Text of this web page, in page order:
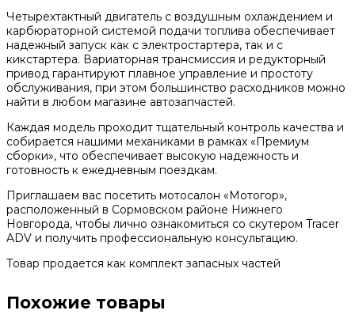
Четырехтактный двигатель с воздушным охлаждением и
карбюраторной системой подачи топлива обеспечивает
надежный запуск как с электростартера, так и с
кикстартера. Вариаторная трансмиссия и редукторный
привод гарантируют плавное управление и простоту
обслуживания, при этом большинство расходников можно
найти в любом магазине автозапчастей.
Каждая модель проходит тщательный контроль качества и
собирается нашими механиками в рамках «Премиум
сборки», что обеспечивает высокую надежность и
готовность к ежедневным поездкам.
Приглашаем вас посетить мотосалон «Мотогор»,
расположенный в Сормовском районе Нижнего
Новгорода, чтобы лично ознакомиться со скутером Tracer
ADV и получить профессиональную консультацию.
Товар продается как комплект запасных частей
Похожие товары